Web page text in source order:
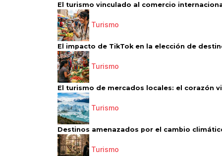
El turismo vinculado al comercio
Turismo
El impacto de TikTok en la elección de
Turismo
El turismo de mercados locales: el corazón
Turismo
Destinos amenazados por el cambio
Turismo